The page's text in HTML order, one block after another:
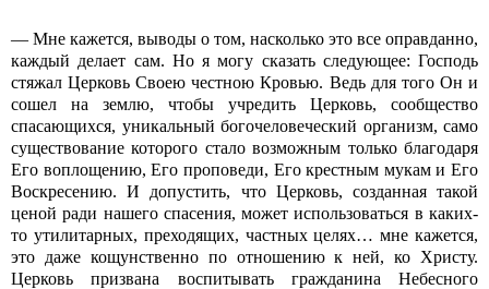
— Мне кажется, выводы о том, насколько это все оправданно,
каждый делает сам. Но я могу сказать следующее: Господь
стяжал Церковь Своею честною Кровью. Ведь для того Он и
сошел на землю, чтобы учредить Церковь, сообщество
спасающихся, уникальный богочеловеческий организм, само
существование которого стало возможным только благодаря
Его воплощению, Его проповеди, Его крестным мукам и Его
Воскресению. И допустить, что Церковь, созданная такой
ценой ради нашего спасения, может использоваться в каких-
то утилитарных, преходящих, частных целях… мне кажется,
это даже кощунственно по отношению к ней, ко Христу.
Церковь призвана воспитывать гражданина Небесного